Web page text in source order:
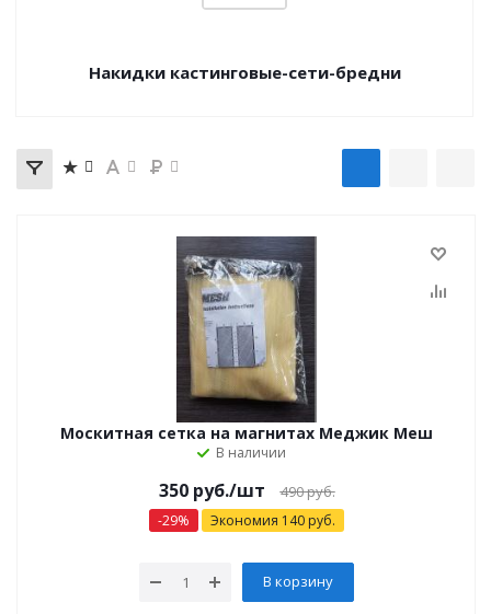
Накидки кастинговые-сети-бредни
Москитная сетка на магнитах Меджик Меш
В наличии
350руб./шт 490руб.
-29% Экономия 140 руб.
В корзину